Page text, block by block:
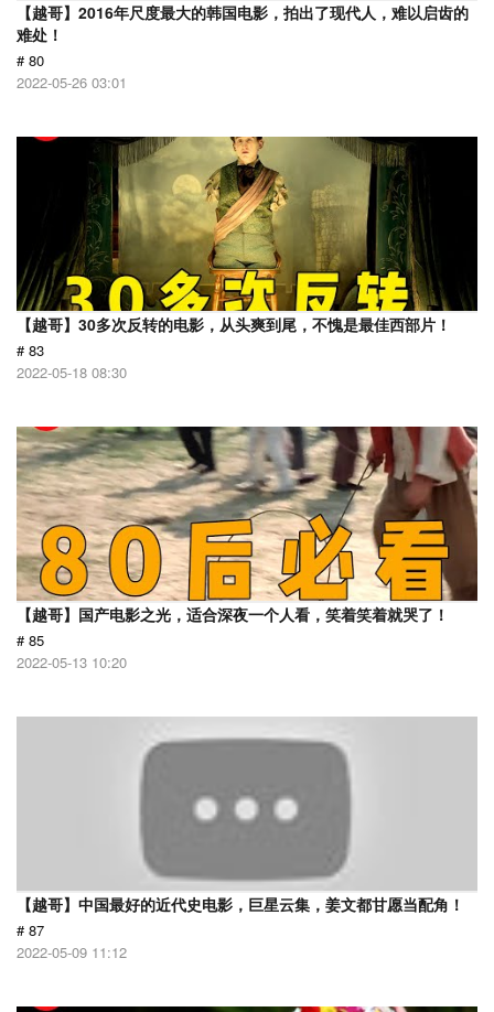
【越哥】2016年尺度最大的韩国电影，拍出了现代人，难以启齿的
难处！
# 80
2022-05-26 03:01
【越哥】30多次反转的电影，从头爽到尾，不愧是最佳西部片！
# 83
2022-05-18 08:30
【越哥】国产电影之光，适合深夜一个人看，笑着笑着就哭了！
# 85
2022-05-13 10:20
【越哥】中国最好的近代史电影，巨星云集，姜文都甘愿当配角！
# 87
2022-05-09 11:12